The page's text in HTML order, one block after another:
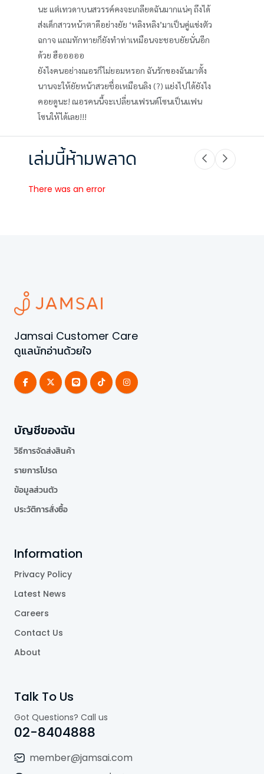
นะ แต่เทวดาบนสวรรค์คงจะเกลียดฉันมากแน่ๆ ถึงได้
ส่งเด็กสาวหน้าตาดีอย่างยัย ‘หลิงหลิง’มาเป็นคู่แข่งตัว
ฉกาจ แถมทักทายก็ยังทำท่าเหมือนจะชอบยัยนั่นอีก
ด้วย ฮือออออ
ยังไงคนอย่างณอรก็ไม่ยอมหรอก ฉันรักของฉันมาตั้ง
นานจะให้ยัยหน้าสวยชื่อเหมือนลิง (?) แย่งไปได้ยังไง
คอยดูนะ! ณอรคนนี้จะเปลี่ยนเฟรนด์โซนเป็นแฟน
โซนให้ได้เลย!!!
เล่มนี้ห้ามพลาด
There was an error
Jamsai Customer Care
ดูแลนักอ่านด้วยใจ
บัญชีของฉัน
วิธีการจัดส่งสินค้า
รายการโปรด
ข้อมูลส่วนตัว
ประวัติการสั่งซื้อ
Information
Privacy Policy
Latest News
Careers
Contact Us
About
Talk To Us
Got Questions? Call us
02-8404888
member@jamsai.com